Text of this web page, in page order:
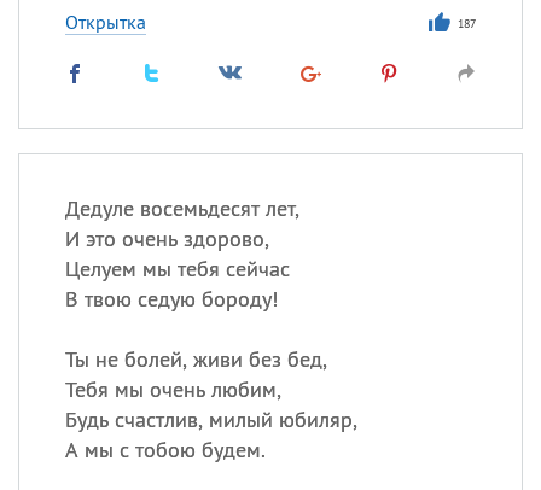
Открытка 187
Дедуле восемьдесят лет,
И это очень здорово,
Целуем мы тебя сейчас
В твою седую бороду!
Ты не болей, живи без бед,
Тебя мы очень любим,
Будь счастлив, милый юбиляр,
А мы с тобою будем.